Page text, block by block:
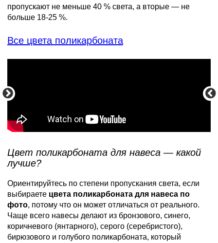
пропускают не меньше 40 % света, а вторые — не
больше 18-25 %.
Все цвета поликарбоната
Цвет поликарбоната для навеса — какой
лучше?
Ориентируйтесь по степени пропускания света, если
выбираете цвета поликарбоната для навеса по
фото, потому что он может отличаться от реального.
Чаще всего навесы делают из бронзового, синего,
коричневого (янтарного), серого (серебристого),
бирюзового и голубого поликарбоната, который